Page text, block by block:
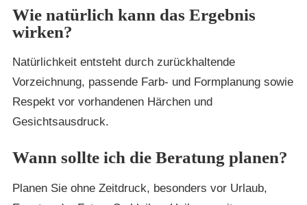
Wie natürlich kann das Ergebnis
wirken?
Natürlichkeit entsteht durch zurückhaltende
Vorzeichnung, passende Farb- und Formplanung sowie
Respekt vor vorhandenen Härchen und
Gesichtsausdruck.
Wann sollte ich die Beratung planen?
Planen Sie ohne Zeitdruck, besonders vor Urlaub,